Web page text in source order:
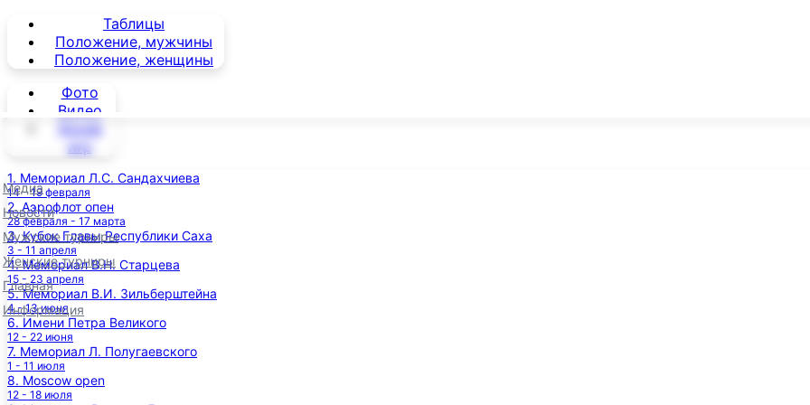
Медиа
Новости
Мужские турниры
Женские турниры
Главная
Информация
Таблицы
Положение, мужчины
Положение, женщины
Фото
Видео
игр
1. Мемориал Л.С. Сандахчиева
14 - 19 февраля
2. Аэрофлот опен
28 февраля - 17 марта
3. Кубок Главы Республики Саха
3 - 11 апреля
4. Мемориал В.Н. Старцева
15 - 23 апреля
5. Мемориал В.И. Зильберштейна
4 - 13 июня
6. Имени Петра Великого
12 - 22 июня
7. Мемориал Л. Полугаевского
1 - 11 июля
8. Moscow open
12 - 18 июля